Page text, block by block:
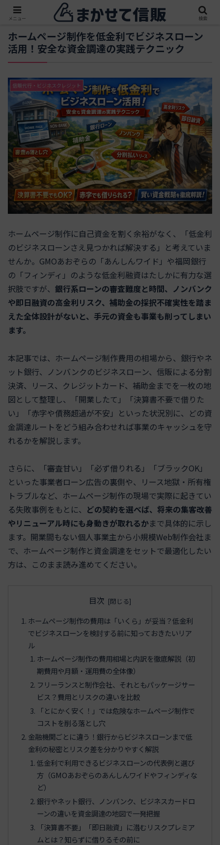
ホームページ制作を低金利でビジネスローン
活用！安全な資金調達の実践テクニック
信販代行・ビジネスクレジット
ホームページ制作に自己資金を割く余裕がなく、「低金利
のビジネスローンさえ見つかれば解決する」と考えていま
せんか。GMOあおぞらの「あんしんワイド」や福岡銀行
の「フィンディ」のような低金利融資はたしかに有力な選
択肢ですが、 銀行系ローンの審査難度と時間、ノンバンク
や即日融資の高金利リスク、補助金の採択不確実性を踏ま
えた全体設計がないと、手元の資金も事業も削ってしまい
ます。
本記事では、ホームページ制作費用の相場から、銀行やネ
ット銀行、ノンバンクのビジネスローン、信販による分割
決済、リース、クレジットカード、補助金までを一枚の地
図として整理し、「開業したて」「決算書不要で借りた
い」「赤字や債務超過が不安」といった状況別に、どの資
金調達ルートをどう組み合わせれば事業のキャッシュを守
れるかを解説します。
さらに、「審査甘い」「必ず借りれる」「ブラックOK」
といった事業者ローン広告の裏側や、リース地獄・所有権
トラブルなど、ホームページ制作の現場で実際に起きてい
る失敗事例をもとに、 どの契約を選べば、将来の集客改善
やリニューアル時にも身動きが取れるかまで具体的に示し
ます。開業間もない個人事業主から小規模Web制作会社ま
で、ホームページ制作と資金調達をセットで最適化したい
方は、このまま読み進めてください。
目次
ホームページ制作の費用は「いくら」が妥当？低金利
でビジネスローンを検討する前に知っておきたいリア
ル
ホームページ制作の費用相場と内訳を徹底解説（初
期費用や月額・運用費の全体像）
フリーランスと制作会社、それともパッケージサー
ビス？費用とリスクの違いを比較
「とにかく安く！」では危険なホームページ制作で
コストを削る落とし穴
金融機関ごとに違う！銀行からビジネスローンまで低
金利の秘密とリスク差を分かりやすく解説
低金利で利用できるビジネスローンの代表例と選び
方（GMOあおぞらのあんしんワイドやフィンディな
ど）
銀行やネット銀行、ノンバンク、ビジネスカードロ
ーンの違いを資金調達の地図で一発把握
「決算書不要」「即日融資」に潜むリスクプレミア
ムとは？知らずに借りるその前に
メニュー 検索